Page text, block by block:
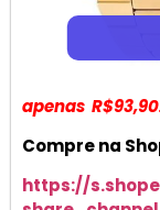
apenas
Compre na
https://